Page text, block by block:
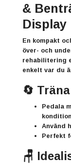
&
Display
En kompakt
över- och
rehabilitering
enkelt var du
🔄
Pedala
Använd
Perfekt
🪑